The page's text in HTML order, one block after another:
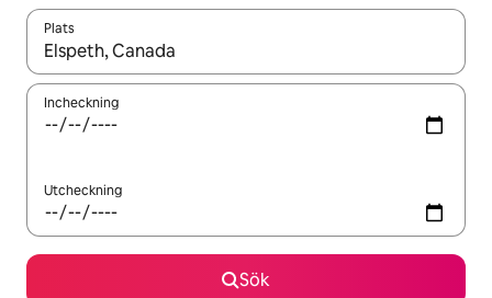
Plats
När resultaten är tillgängliga kan du navigera med upp- och
Incheckning
Utcheckning
Sök